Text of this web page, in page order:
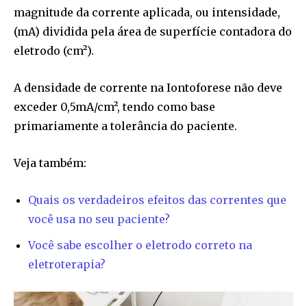
magnitude da corrente aplicada, ou intensidade,
(mA) dividida pela área de superfície contadora do
eletrodo (cm²).
A densidade de corrente na Iontoforese não deve
exceder 0,5mA/cm², tendo como base
primariamente a tolerância do paciente.
Veja também:
Quais os verdadeiros efeitos das correntes que
você usa no seu paciente?
Você sabe escolher o eletrodo correto na
eletroterapia?